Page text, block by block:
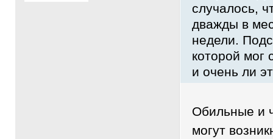
случалось,
дважды в
недели.
которой мог
и очень ли
Обильные и
могут